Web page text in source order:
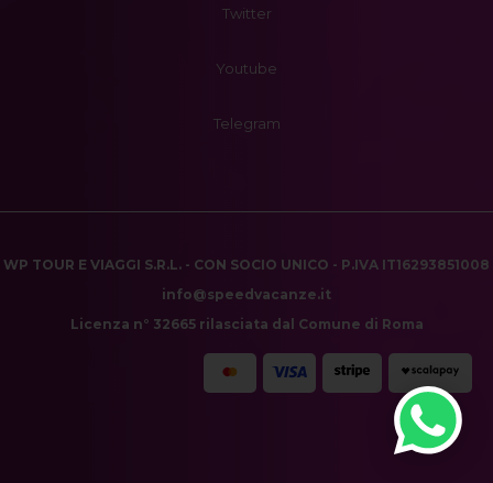
Twitter
Youtube
Telegram
WP TOUR E VIAGGI S.R.L. - CON SOCIO UNICO - P.IVA IT16293851008
info@speedvacanze.it
Licenza n° 32665 rilasciata dal Comune di Roma